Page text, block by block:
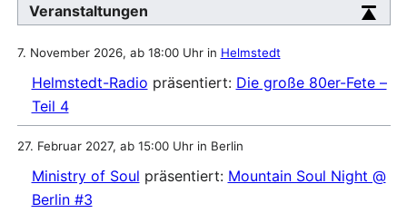
Veranstaltungen
7. November 2026, ab 18:00 Uhr in Helmstedt
Helmstedt-Radio präsentiert: Die große 80er-Fete –
Teil 4
27. Februar 2027, ab 15:00 Uhr in Berlin
Ministry of Soul präsentiert: Mountain Soul Night @
Berlin #3